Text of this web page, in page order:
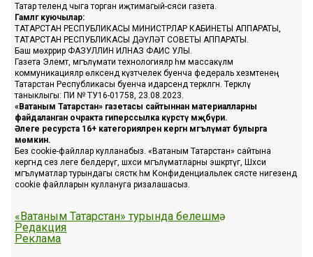
Татар телендә чыга торган иҗтимагый-сәяси газета.
Гамәлгә куючылар:
ТАТАРСТАН РЕСПУБЛИКАСЫ МИНИСТРЛАР КАБИНЕТЫ АППАРАТЫ,
ТАТАРСТАН РЕСПУБЛИКАСЫ ДӘҮЛӘТ СОВЕТЫ АППАРАТЫ.
Баш мөхәррир ФАЗУЛЛИН ИЛНАЗ ФАИС УЛЫ.
Газета Элемтә, мәгълүмати технологияләр һәм массакүләм
коммуникацияләр өлкәсендә күзәтчелек буенча федераль хезмәтенең
Татарстан Республикасы буенча идарәсендә теркәлгән. Теркәлү
таныклыгы: ПИ № ТУ16-01758, 23.08.2023.
«Ватаным Татарстан» газетасы сайтыннан материалларны
файдаланган очракта гиперссылка күрсәтү мәҗбүри.
Әлеге ресурста 16+ категорияләренә кергән мәгълүмат булырга
мөмкин.
Без cookie-файллар кулланабыз. «Ватаным Татарстан» сайтына
кергәндә сез әлеге белдерүгә, шәхси мәгълүматларны эшкәртүгә, Шәхси
мәгълүматлар турындагы сәясәткә һәм Конфиденциальлек сәясәте нигезендә
cookie файлларын куллануга ризалашасыз.
«Ватаным Татарстан» турында белешмә
Редакция
Реклама